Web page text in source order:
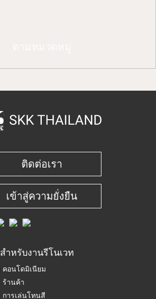
ติดต่อเรา
เข้าสู่ความยั่งยืน
สำหรับงานรีโนเวท
คอนโดมิเนียม
ร้านค้า
การเล่นโทนสี